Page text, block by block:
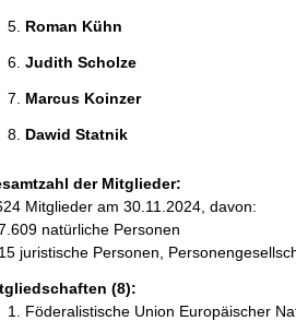
Roman Kühn
Judith Scholze
Marcus Koinzer
Dawid Statnik
der Mitglieder:
Mitglieder am 30.11.2024, davon:
natürliche Personen
15 juristische Personen,
(8):
Föderalistische Union Europäischer